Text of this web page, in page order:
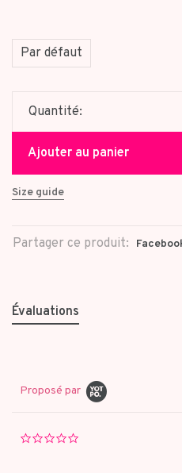
Par défaut
Quantité:
Ajouter au panier
Size guide
Partager ce produit:
Évaluations
Proposé par